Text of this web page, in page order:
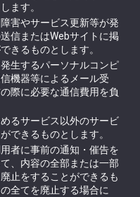
ます。
害やサービス更新等が発
信またはWebサイトに掲
きるものとします。
生するパーソナルコンピ
機器等によるメール受
際に必要な通信費用を負
るサービス以外のサービ
できるものとします。
者に事前の通知・催告を
、内容の全部または一部
止をすることができるも
全てを廃止する場合に